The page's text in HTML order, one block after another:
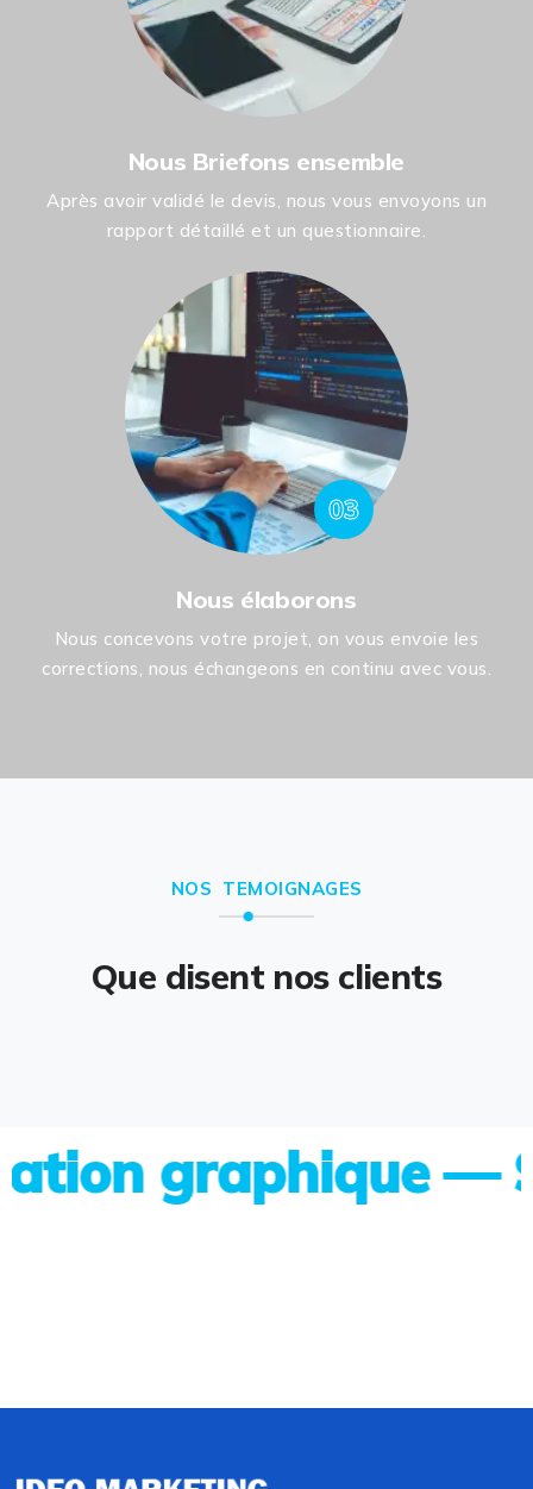
Nous Briefons ensemble
Après avoir validé le devis, nous vous envoyons un
rapport détaillé et un questionnaire.
03
Nous élaborons
Nous concevons votre projet, on vous envoie les
corrections, nous échangeons en continu avec vous.
NOS TEMOIGNAGES
Que disent nos clients
graphique —